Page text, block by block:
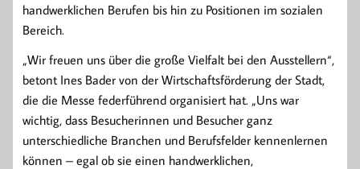
handwerklichen Berufen bis hin zu Positionen im sozialen
Bereich.
„Wir freuen uns über die große Vielfalt bei den Ausstellern“,
betont Ines Bader von der Wirtschaftsförderung der Stadt,
die die Messe federführend organisiert hat. „Uns war
wichtig, dass Besucherinnen und Besucher ganz
unterschiedliche Branchen und Berufsfelder kennenlernen
können – egal ob sie einen handwerklichen,